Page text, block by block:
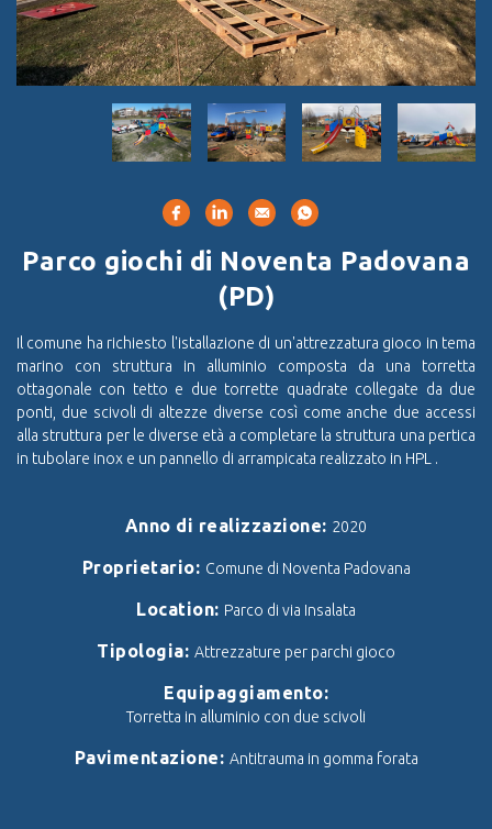
Parco giochi di Noventa Padovana
(PD)
Il comune ha richiesto l'istallazione di un'attrezzatura gioco in tema
marino con struttura in alluminio composta da una torretta
ottagonale con tetto e due torrette quadrate collegate da due
ponti, due scivoli di altezze diverse così come anche due accessi
alla struttura per le diverse età a completare la struttura una pertica
in tubolare inox e un pannello di arrampicata realizzato in HPL .
Anno di realizzazione: 2020
Proprietario: Comune di Noventa Padovana
Location: Parco di via Insalata
Tipologia: Attrezzature per parchi gioco
Equipaggiamento:
Torretta in alluminio con due scivoli
Pavimentazione: Antitrauma in gomma forata